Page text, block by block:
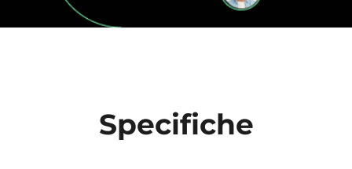
Specifiche